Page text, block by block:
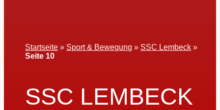
Startseite » Sport & Bewegung » SSC Lembeck »
Seite 10
SSC LEMBECK